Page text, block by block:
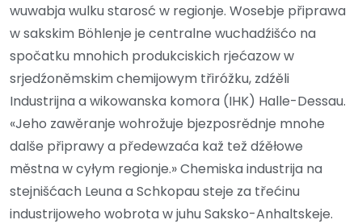
wuwabja wulku starosć w regionje. Wosebje připrawa
w sakskim Böhlenje je centralne wuchadźišćo na
spočatku mnohich produkciskich rjećazow w
srjedźoněmskim chemijowym třiróžku, zdźěli
Industrijna a wikowanska komora (IHK) Halle-Dessau.
«Jeho zawěranje wohrožuje bjezposrědnje mnohe
dalše připrawy a předewzaća kaž tež dźěłowe
městna w cyłym regionje.» Chemiska industrija na
stejnišćach Leuna a Schkopau steje za třećinu
industrijoweho wobrota w juhu Saksko-Anhaltskeje.